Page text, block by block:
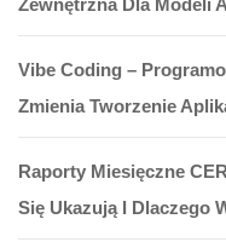
Zewnętrzna Dla Modeli
Vibe Coding –
Zmienia Tworzenie
Raporty Miesięczne
Się Ukazują I Dlaczego